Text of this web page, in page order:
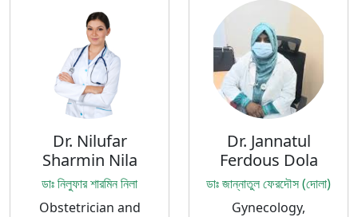
Dr. Nilufar
Sharmin Nila
ডাঃ নিলুফার শারমিন নিলা
Obstetrician and
Dr. Jannatul
Ferdous Dola
ডাঃ জান্নাতুল ফেরদৌস (দোলা)
Gynecology,